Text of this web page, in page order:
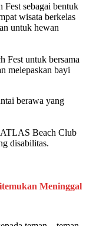
Fest sebagai bentuk
wisata berkelas
untuk hewan
Fest untuk bersama
melepaskan bayi
berawa yang
Beach Club
disabilitas.
Meninggal